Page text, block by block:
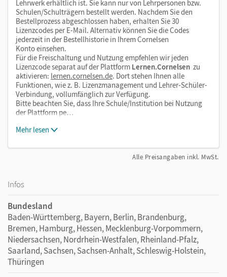
Lehrwerk erhältlich ist. Sie kann nur von Lehrpersonen bzw.
Schulen/Schulträgern bestellt werden. Nachdem Sie den
Bestellprozess abgeschlossen haben, erhalten Sie 30
Lizenzcodes per E-Mail. Alternativ können Sie die Codes
jederzeit in der Bestellhistorie in Ihrem Cornelsen
Konto einsehen.
Für die Freischaltung und Nutzung empfehlen wir jeden
Lizenzcode separat auf der Plattform Lernen.Cornelsen zu
aktivieren: lernen.cornelsen.de. Dort stehen Ihnen alle
Funktionen, wie z. B. Lizenzmanagement und Lehrer-Schüler-
Verbindung, vollumfänglich zur Verfügung.
Bitte beachten Sie, dass Ihre Schule/Institution bei Nutzung
der Plattform pe…
Mehr lesen
Alle Preisangaben inkl. MwSt.
Infos
Bundesland
Baden-Württemberg, Bayern, Berlin, Brandenburg,
Bremen, Hamburg, Hessen, Mecklenburg-Vorpommern,
Niedersachsen, Nordrhein-Westfalen, Rheinland-Pfalz,
Saarland, Sachsen, Sachsen-Anhalt, Schleswig-Holstein,
Thüringen